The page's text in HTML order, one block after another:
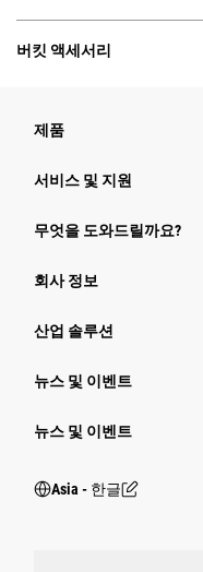
버킷 액세서리
제품
서비스 및 지원
무엇을 도와드릴까요?
회사 정보
산업 솔루션
뉴스 및 이벤트
뉴스 및 이벤트
Asia - 한글